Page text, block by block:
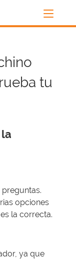
tu
opciones
la correcta.
ya que